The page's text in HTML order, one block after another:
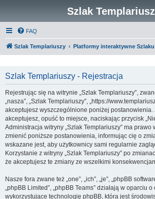
Szlak
FAQ
Szlak Templariuszy Platformy interaktywne
Szlak Templariuszy - Rejestracja
Rejestrując się na witrynie „Szlak Templariuszy”,
„nasza”, „Szlak Templariuszy”, „https://
akceptujesz wyszczególnione poniżej postanowienia.
akceptujesz, opuść to miejsce, naciskając przycisk
Administracja witryny „Szlak Templariuszy” ma prawo
zmienić poniższe postanowienia, informując cię o
wskazane jest, aby użytkownicy sami regularnie
Korzystanie z witryny „Szlak Templariuszy” po
że akceptujesz te zmiany ze wszelkimi
Nasze fora zwane też „one”, „ich”, „je”, „phpBB
„phpBB Limited”, „phpBB Teams” działają w oparciu
wykorzystujące technologię phpBB, która jest